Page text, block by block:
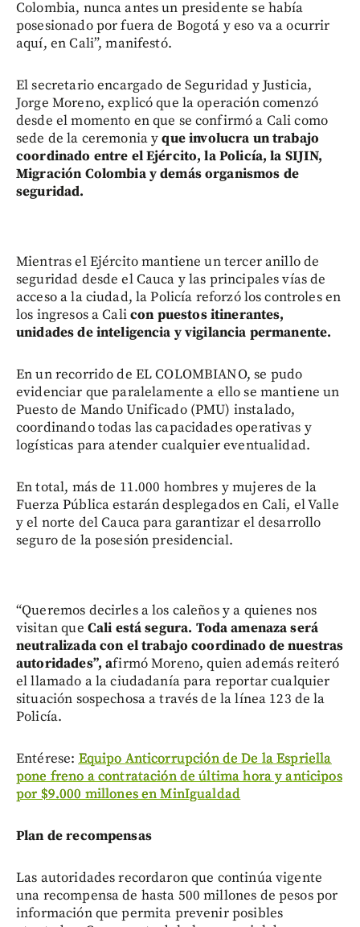
Colombia, nunca antes un presidente se había
posesionado por fuera de Bogotá y eso va a ocurrir
aquí, en Cali”, manifestó.
El secretario encargado de Seguridad y Justicia,
Jorge Moreno, explicó que la operación comenzó
desde el momento en que se confirmó a Cali como
sede de la ceremonia yque involucra un trabajo
coordinado entre el Ejército, la Policía, la SIJIN,
Migración Colombia y demás organismos de
seguridad.
Mientras el Ejército mantiene un tercer anillo de
seguridad desde el Cauca y las principales vías de
acceso a la ciudad, la Policía reforzó los controles en
los ingresos a Calicon puestos itinerantes,
unidades de inteligencia y vigilancia permanente.
En un recorrido de EL COLOMBIANO, se pudo
evidenciar que paralelamente a ello se mantiene un
Puesto de Mando Unificado (PMU) instalado,
coordinando todas las capacidades operativas y
logísticas para atender cualquier eventualidad.
En total, más de 11.000 hombres y mujeres de la
Fuerza Pública estarán desplegados en Cali, el Valle
y el norte del Cauca para garantizar el desarrollo
seguro de la posesión presidencial.
“Queremos decirles a los caleños y a quienes nos
visitan que Cali está segura. Toda amenaza será
neutralizada con el trabajo coordinado de nuestras
autoridades”, afirmó Moreno, quien además reiteró
el llamado a la ciudadanía para reportar cualquier
situación sospechosa a través de la línea 123 de la
Policía.
Entérese: Equipo Anticorrupción de De la Espriella
pone freno a contratación de última hora y anticipos
por $9.000 millones en MinIgualdad
Plan de recompensas
Las autoridades recordaron que continúa vigente
una recompensa de hasta 500 millones de pesos por
información que permita prevenir posibles